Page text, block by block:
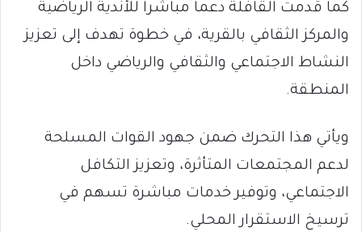
كما قدمت القافلة دعماً مباشراً للأندية الرياضية
والمركز الثقافي بالقرية، في خطوة تهدف إلى تعزيز
النشاط الاجتماعي والثقافي والرياضي داخل
المنطقة.
ويأتي هذا التحرك ضمن جهود القوات المسلحة
لدعم المجتمعات المتأثرة، وتعزيز التكافل
الاجتماعي، وتوفير خدمات مباشرة تسهم في
ترسيخ الاستقرار المحلي.